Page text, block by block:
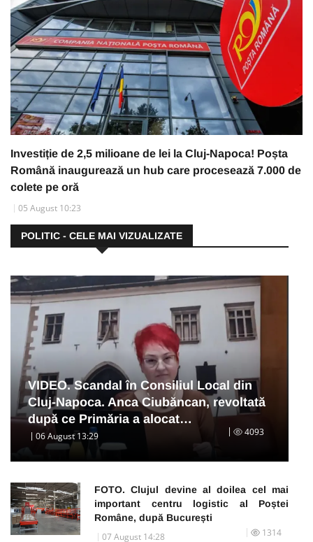
Investiție de 2,5 milioane de lei la Cluj-Napoca! Poșta
Română inaugurează un hub care procesează 7.000 de
colete pe oră
05 August 10:23
POLITIC - CELE MAI VIZUALIZATE
VIDEO. Scandal în Consiliul Local din
Cluj-Napoca. Anca Ciubăncan, revoltată
după ce Primăria a alocat…
06 August 13:29 4093
FOTO. Clujul devine al doilea cel mai
important centru logistic al Poștei
Române, după București
07 August 14:28 1314